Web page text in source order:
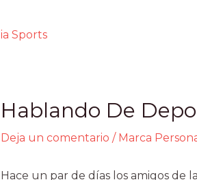
Hablando De
Deja un comentario / Marca
Hace un par de días los amigos de